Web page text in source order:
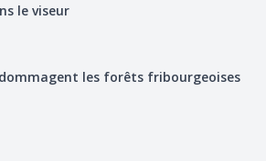
le viseur
les forêts fribourgeoises